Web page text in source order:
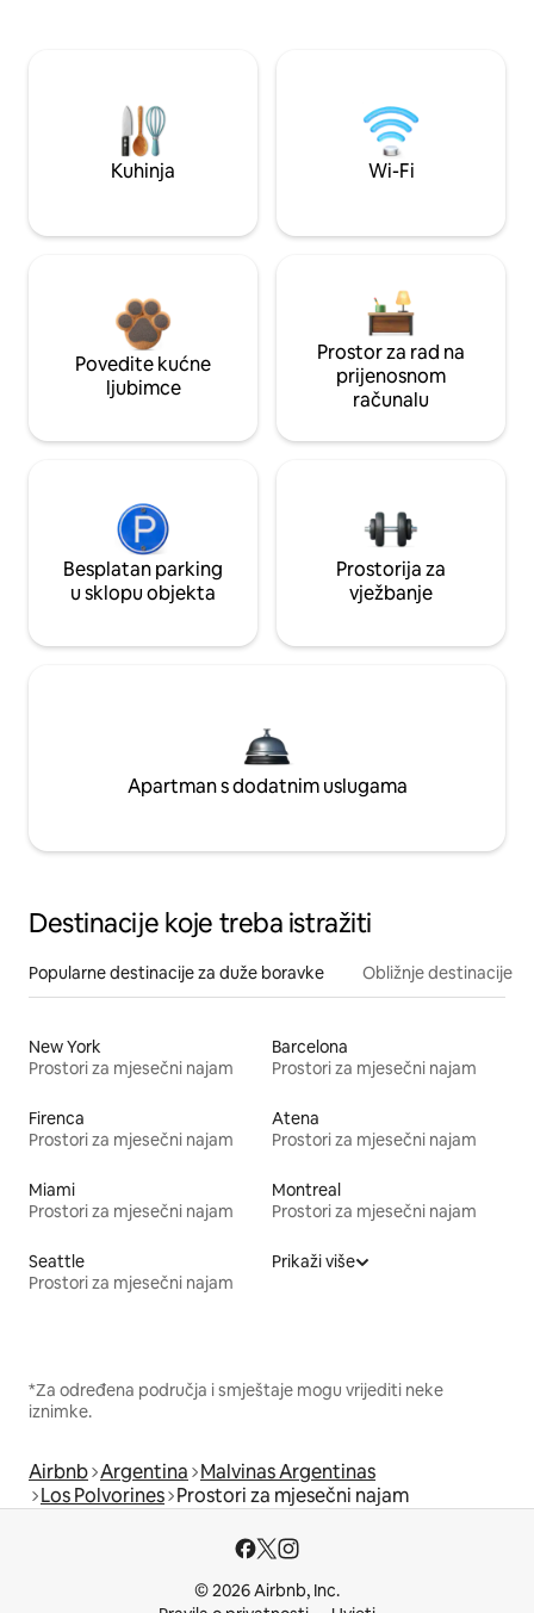
Kuhinja Wi-Fi
Povedite kućne
ljubimce
Prostor za rad na
prijenosnom
računalu
Besplatan parking
u sklopu objekta
Prostorija za
vježbanje
Apartman s dodatnim uslugama
Destinacije koje treba istražiti
Popularne destinacije za duže boravke Obližnje destinacije
New York
Prostori za mjesečni najam
Barcelona
Prostori za mjesečni najam
Firenca
Prostori za mjesečni najam
Atena
Prostori za mjesečni najam
Miami
Prostori za mjesečni najam
Montreal
Prostori za mjesečni najam
Seattle
Prostori za mjesečni najam
Prikaži više
*Za određena područja i smještaje mogu vrijediti neke
iznimke.
Airbnb Argentina Malvinas Argentinas
Los Polvorines Prostori za mjesečni najam
© 2026 Airbnb, Inc.